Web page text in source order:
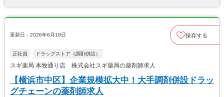
更新日：2026年6月18日 保存する
正社員 ドラッグストア（調剤併設）
スギ薬局 本牧通り店 株式会社スギ薬局の薬剤師求人
【横浜市中区】企業規模拡大中！大手調剤併設ドラッ
グチェーンの薬剤師求人